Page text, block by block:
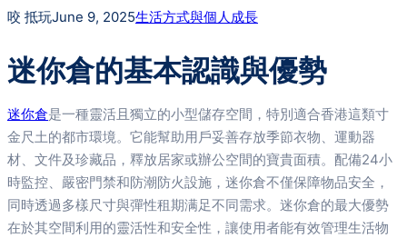
咬 抵玩June 9, 2025生活方式與個人成長
迷你倉的基本認識與優勢
迷你倉是一種靈活且獨立的小型儲存空間，特別適合香港這類寸
金尺土的都市環境。它能幫助用戶妥善存放季節衣物、運動器
材、文件及珍藏品，釋放居家或辦公空間的寶貴面積。配備24小
時監控、嚴密門禁和防潮防火設施，迷你倉不僅保障物品安全，
同時透過多樣尺寸與彈性租期满足不同需求。迷你倉的最大優勢
在於其空間利用的靈活性和安全性，讓使用者能有效管理生活物